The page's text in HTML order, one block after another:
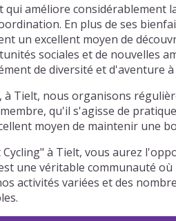
qui améliore considérablement
En plus de ses
un excellent moyen de
sociales et de nouvelles
de diversité et d'aventure à
à Tielt, nous organisons
qu'il s'agisse de
moyen de maintenir une
à Tielt, vous aurez
une véritable communauté
activités variées et des